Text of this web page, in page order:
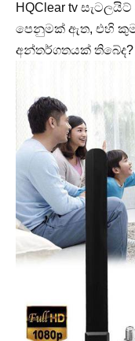
HQClear tv
පෙනුමක් ඇත, එහි
අන්තර්ගතයක් තිබේද?